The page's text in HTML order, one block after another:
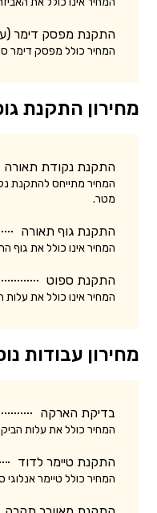
התקנת מפסק דימר
המחיר כולל מפסק דימר
מחירון התקנת
התקנת נקודת תאורה
מטר.
התקנת גוף תאורה
המחיר אינו כולל את
התקנת ספוט
המחיר אינו כולל את עלות
מחירון עבודות
בדיקת הארקה
המחיר כולל את עלות
התקנת טיימר לדוד
המחיר כולל טיימר אנלוגי